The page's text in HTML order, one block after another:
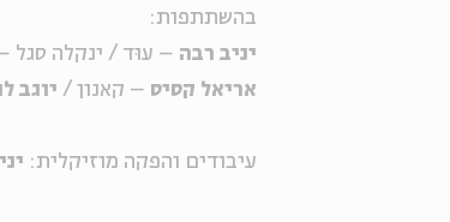
בהשתתפות:
יניב רבה – עוּד / ינקלה סגל
אריאל קסיס – קאנון / יוגב
עיבודים והפקה מוזיקלית: